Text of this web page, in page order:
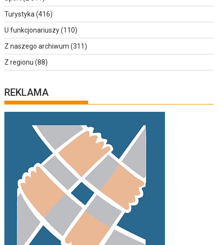
Turystyka(416)
U funkcjonariuszy(110)
Z naszego archiwum (311)
Z regionu (88)
REKLAMA